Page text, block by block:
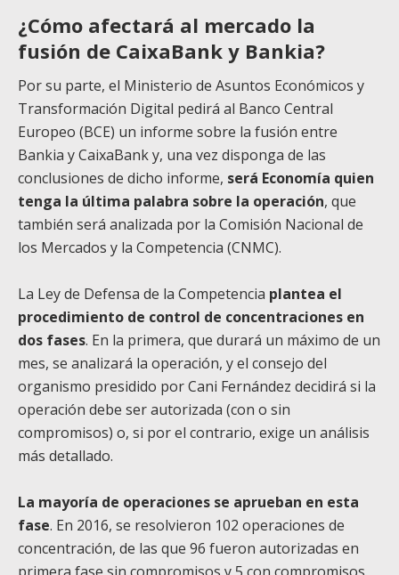
¿Cómo afectará al mercado la
fusión de CaixaBank y Bankia?
Por su parte, el Ministerio de Asuntos Económicos y
Transformación Digital pedirá al Banco Central
Europeo (BCE) un informe sobre la fusión entre
Bankia y CaixaBank y, una vez disponga de las
conclusiones de dicho informe, será Economía quien
tenga la última palabra sobre la operación, que
también será analizada por la Comisión Nacional de
los Mercados y la Competencia (CNMC).
La Ley de Defensa de la Competencia plantea el
procedimiento de control de concentraciones en
dos fases. En la primera, que durará un máximo de un
mes, se analizará la operación, y el consejo del
organismo presidido por Cani Fernández decidirá si la
operación debe ser autorizada (con o sin
compromisos) o, si por el contrario, exige un análisis
más detallado.
La mayoría de operaciones se aprueban en esta
fase. En 2016, se resolvieron 102 operaciones de
concentración, de las que 96 fueron autorizadas en